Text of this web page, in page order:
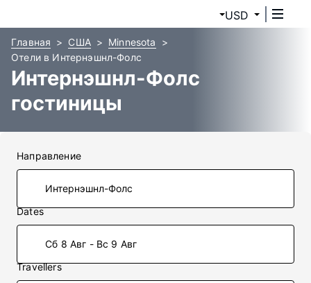
USD
Главная США
Minnesota
Отели в Интернэшнл-Фолс
Интернэшнл-Фолс
гостиницы
Направление
Dates
Сб 8 Авг - Вс 9 Авг
Travellers